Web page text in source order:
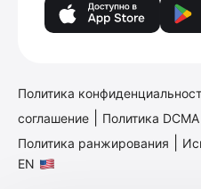
Политика
соглашение
Политика DCMA
Политика ранжирования
EN